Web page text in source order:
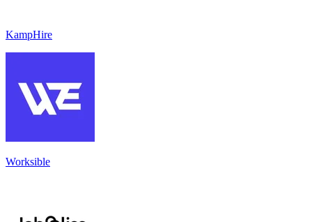
KampHire
Worksible